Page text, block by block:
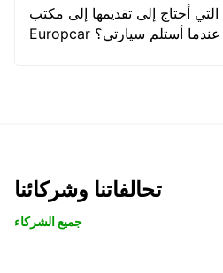
أحتاج إلى تقديمها إلى مكتب
Europcar عندما أستلم سيارتي؟
تحالفاتنا وشركائنا
جميع الشركاء